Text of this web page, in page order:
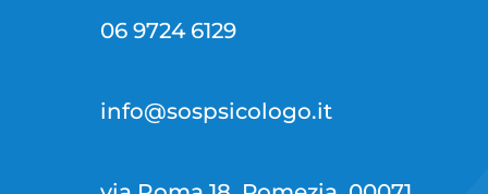
06 9724 6129
info@sospsicologo.it